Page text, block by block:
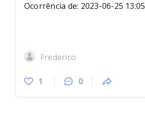
Ocorrência de: 2023-06-25 13:05
Frederico
1 0